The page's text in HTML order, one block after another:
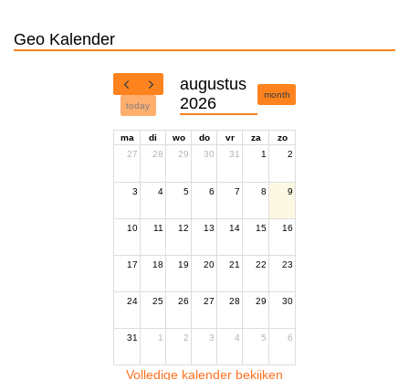
Geo Kalender
today
augustus
2026
month
ma di wo do vr za
zo
27
28 29 30 31 1 2
3 4 5 6 7 8 9
10 11 12 13 14 15 16
17 18 19 20 21 22 23
24 25 26 27 28 29 30
31 1 2 3 4 5 6
Volledige kalender bekijken